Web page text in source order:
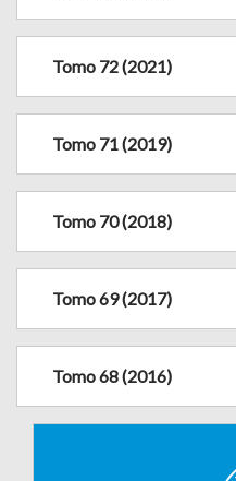
Tomo 72 (2021)
Tomo 71 (2019)
Tomo 70 (2018)
Tomo 69 (2017)
Tomo 68 (2016)